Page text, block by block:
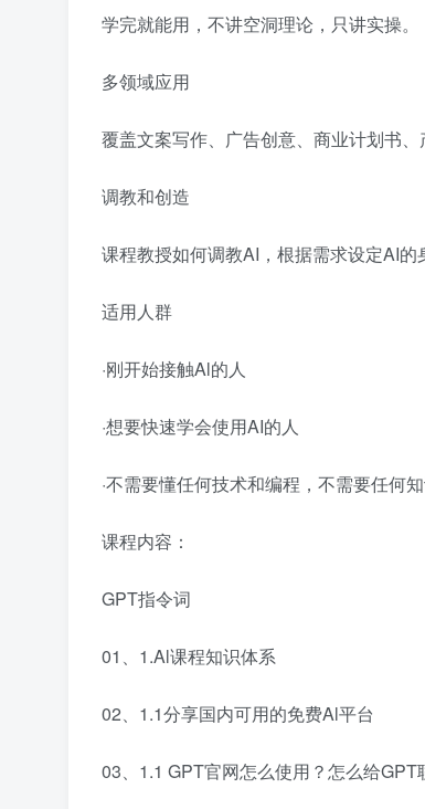
学完就能用，不讲空洞理论，只讲实操。
多领域应用
覆盖文案写作、广告创意、商业计划书
调教和创造
课程教授如何调教AI，根据需求设定AI的
适用人群
·刚开始接触Al的人
·想要快速学会使用AI的人
·不需要懂任何技术和编程，不需要任何
课程内容：
GPT指令词
01、1.Al课程知识体系
02、1.1分享国内可用的免费Al平台
03、1.1 GPT官网怎么使用？怎么给GPT